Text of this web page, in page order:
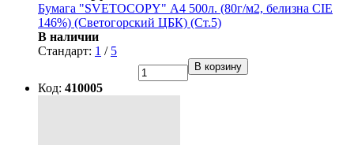
Бумага "SVETOCOPY" А4 500л. (80г/м2, белизна CIE
146%) (Светогорский ЦБК) (Ст.5)
В наличии
Стандарт: 1 / 5
В корзину
Код: 410005